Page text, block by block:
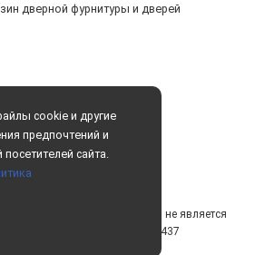
дверной фурнитуры и дверей
ознакомительный характер и не является
положениями статьи 437
cookie и другие
предпочтений и
посетителей сайта.
на это.